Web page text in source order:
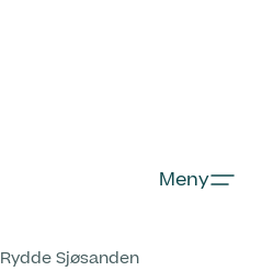
Meny
Rydde Sjøsanden